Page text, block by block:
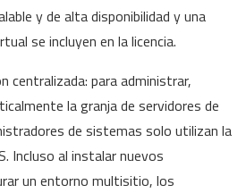
y de alta disponibilidad y una
se incluyen en la licencia.
centralizada: para administrar,
la granja de servidores de
de sistemas solo utilizan la
Incluso al instalar nuevos
un entorno multisitio, los